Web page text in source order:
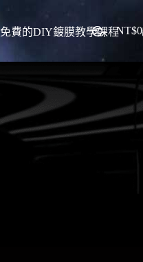
免費的DIY鍍膜教學課程NT$0